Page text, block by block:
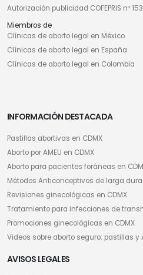
Autorización publicidad COFEPRIS nº
Miembros de
Clínicas de aborto legal en México
Clínicas de aborto legal en España
Clínicas de aborto legal en Colombia
INFORMACIÓN DESTACADA
Pastillas abortivas en CDMX
Aborto por AMEU en CDMX
Aborto para pacientes foráneas en
Métodos Anticonceptivos de larga
Revisiones ginecológicas en CDMX
Tratamiento para infecciones de
Promociones ginecológicas en CDMX
Videos sobre aborto seguro: pastillas y
AVISOS LEGALES